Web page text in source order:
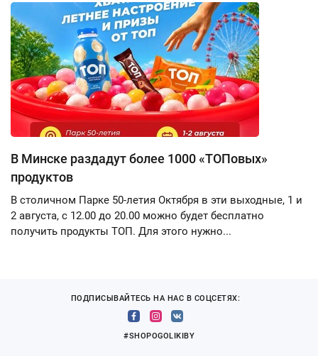
В Минске раздадут более 1000 «ТОПовых»
продуктов
В столичном Парке 50-летия Октября в эти выходные, 1 и
2 августа, с 12.00 до 20.00 можно будет бесплатно
получить продукты ТОП. Для этого нужно...
ПОДПИСЫВАЙТЕСЬ НА НАС В СОЦСЕТЯХ:
#SHOPOGOLIKIBY